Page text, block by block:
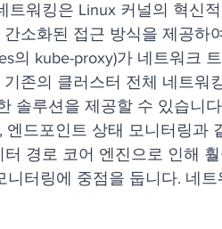
트워킹은 Linux 커널의 혁신
소화된 접근 방식을 제공하
의 kube-proxy)가 네트워크
존의 클러스터 전체 네트워
솔루션을 제공할 수 있습니
엔드포인트 상태 모니터링과
터 경로 코어 엔진으로 인해
니터링에 중점을 둡니다. 네